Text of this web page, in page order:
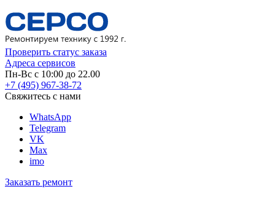
Проверить статус заказа
Адреса сервисов
Пн-Вс с 10:00 до 22.00
+7 (495) 967-38-72
Свяжитесь с нами
WhatsApp
Telegram
VK
Max
imo
Заказать ремонт